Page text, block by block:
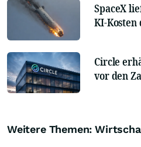
SpaceX
KI-
Circle
vor den
Weitere Themen: